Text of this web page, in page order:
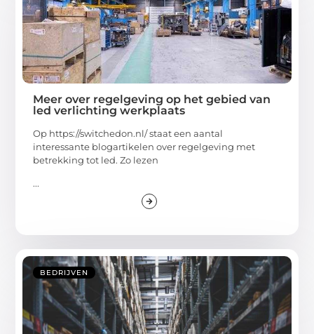
Meer over regelgeving op het gebied van
led verlichting werkplaats
Op https://switchedon.nl/ staat een aantal
interessante blogartikelen over regelgeving met
betrekking tot led. Zo lezen
...
BEDRIJVEN